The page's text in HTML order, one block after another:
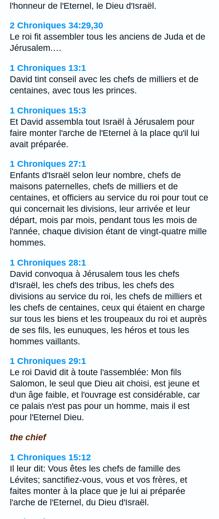
l'honneur de l'Eternel, le Dieu d'Israël.
2 Chroniques 34:29,30
Le roi fit assembler tous les anciens de Juda et de
Jérusalem.…
1 Chroniques 13:1
David tint conseil avec les chefs de milliers et de
centaines, avec tous les princes.
1 Chroniques 15:3
Et David assembla tout Israël à Jérusalem pour
faire monter l'arche de l'Eternel à la place qu'il lui
avait préparée.
1 Chroniques 27:1
Enfants d'Israël selon leur nombre, chefs de
maisons paternelles, chefs de milliers et de
centaines, et officiers au service du roi pour tout ce
qui concernait les divisions, leur arrivée et leur
départ, mois par mois, pendant tous les mois de
l'année, chaque division étant de vingt-quatre mille
hommes.
1 Chroniques 28:1
David convoqua à Jérusalem tous les chefs
d'Israël, les chefs des tribus, les chefs des
divisions au service du roi, les chefs de milliers et
les chefs de centaines, ceux qui étaient en charge
sur tous les biens et les troupeaux du roi et auprès
de ses fils, les eunuques, les héros et tous les
hommes vaillants.
1 Chroniques 29:1
Le roi David dit à toute l'assemblée: Mon fils
Salomon, le seul que Dieu ait choisi, est jeune et
d'un âge faible, et l'ouvrage est considérable, car
ce palais n'est pas pour un homme, mais il est
pour l'Eternel Dieu.
the chief
1 Chroniques 15:12
Il leur dit: Vous êtes les chefs de famille des
Lévites; sanctifiez-vous, vous et vos frères, et
faites monter à la place que je lui ai préparée
l'arche de l'Eternel, du Dieu d'Israël.